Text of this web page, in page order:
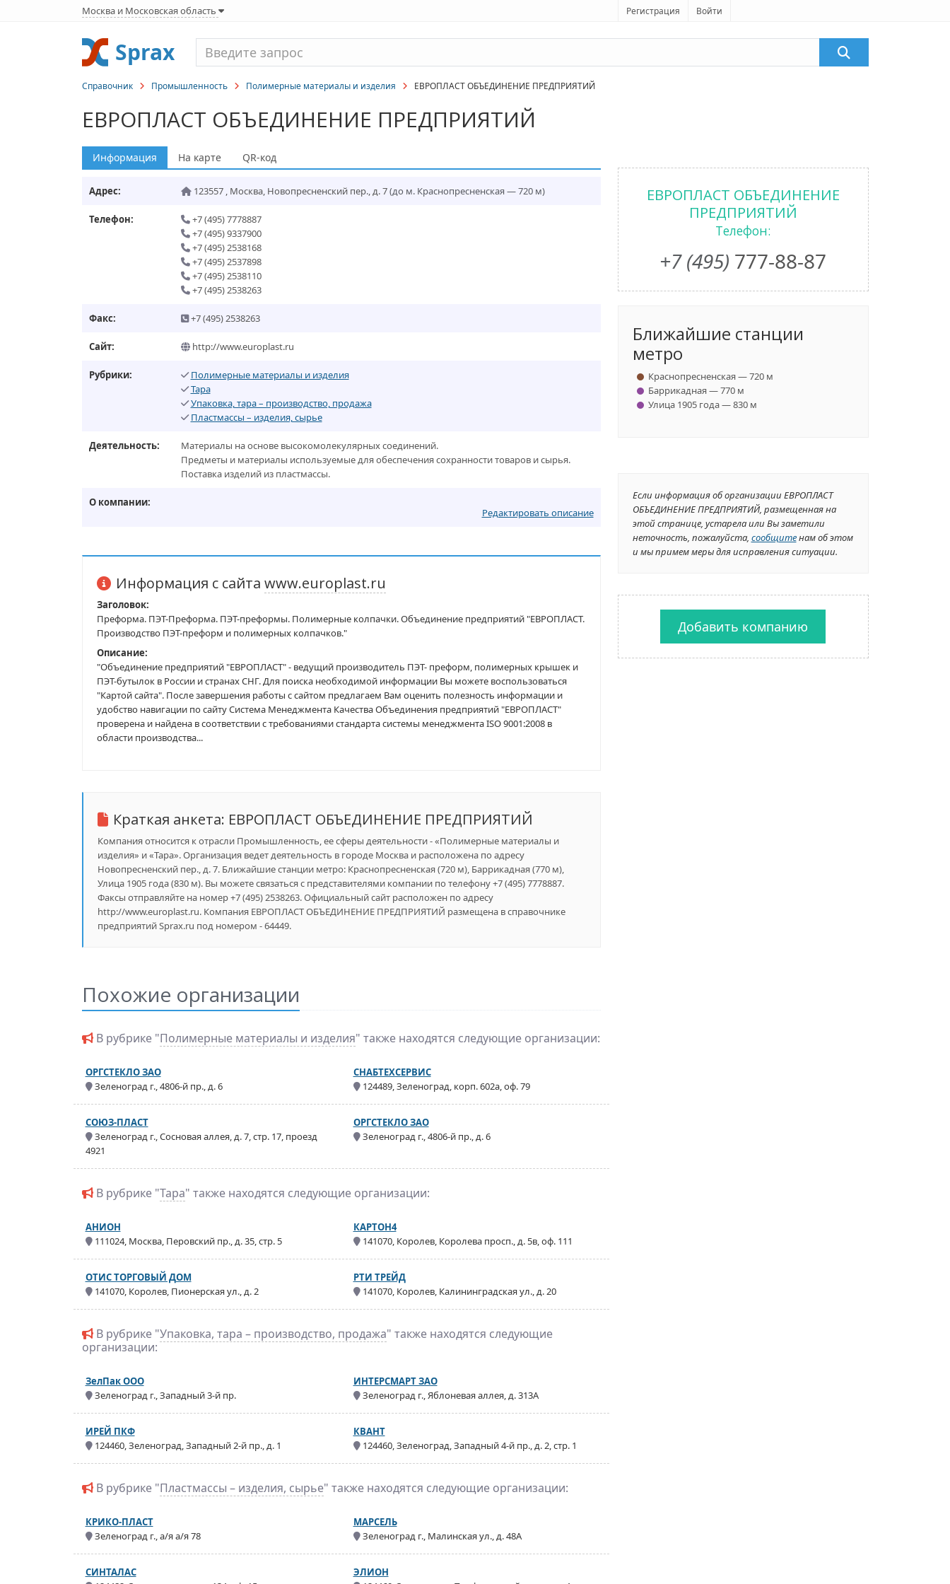
Москва и Московская область Регистрация Войти
Sprax
Справочник Промышленность Полимерные материалы и изделия ЕВРОПЛАСТ ОБЪЕДИНЕНИЕ ПРЕДПРИЯТИЙ
ЕВРОПЛАСТ ОБЪЕДИНЕНИЕ ПРЕДПРИЯТИЙ
Информация На карте QR-код
Адрес: 123557, Москва, Новопресненский пер., д. 7(до м. Краснопресненская — 720 м)
Телефон:
+7 (495) 7778887
+7 (495) 9337900
+7 (495) 2538168
+7 (495) 2537898
+7 (495) 2538110
+7 (495) 2538263
Факс: +7 (495) 2538263
Сайт: http://www.europlast.ru
Рубрики:
Полимерные материалы и изделия
Тара
Упаковка, тара – производство, продажа
Пластмассы – изделия, сырье
Деятельность:
Материалы на основе высокомолекулярных соединений.
Предметы и материалы используемые для обеспечения сохранности товаров и сырья.
Поставка изделий из пластмассы.
О компании:
Редактировать описание
Информация с сайта www.europlast.ru
Заголовок:
Преформа. ПЭТ-Преформа. ПЭТ-преформы. Полимерные колпачки. Объединение предприятий "ЕВРОПЛАСТ.
Производство ПЭТ-преформ и полимерных колпачков."
Описание:
"Объединение предприятий "ЕВРОПЛАСТ" - ведущий производитель ПЭТ- преформ, полимерных крышек и
ПЭТ-бутылок в России и странах СНГ. Для поиска необходимой информации Вы можете воспользоваться
"Картой сайта". После завершения работы с сайтом предлагаем Вам оценить полезность информации и
удобство навигации по сайту Система Менеджмента Качества Объединения предприятий "ЕВРОПЛАСТ"
проверена и найдена в соответствии с требованиями стандарта системы менеджмента ISO 9001:2008 в
области производства...
Краткая анкета: ЕВРОПЛАСТ ОБЪЕДИНЕНИЕ ПРЕДПРИЯТИЙ
Компания относится к отрасли Промышленность, ее сферы деятельности - «Полимерные материалы и
изделия» и «Тара». Организация ведет деятельность в городе Москва и расположена по адресу
Новопресненский пер., д. 7. Ближайшие станции метро: Краснопресненская (720 м), Баррикадная (770 м),
Улица 1905 года (830 м). Вы можете связаться с представителями компании по телефону +7 (495) 7778887.
Факсы отправляйте на номер +7 (495) 2538263. Официальный сайт расположен по адресу
http://www.europlast.ru. Компания ЕВРОПЛАСТ ОБЪЕДИНЕНИЕ ПРЕДПРИЯТИЙ размещена в справочнике
предприятий Sprax.ru под номером - 64449.
Похожие организации
В рубрике "Полимерные материалы и изделия" также находятся следующие организации:
ОРГСТЕКЛО ЗАО
Зеленоград г., 4806-й пр., д. 6
СНАБТЕХСЕРВИС
124489, Зеленоград, корп. 602а, оф. 79
СОЮЗ-ПЛАСТ
Зеленоград г., Сосновая аллея, д. 7, стр. 17, проезд
4921
ОРГСТЕКЛО ЗАО
Зеленоград г., 4806-й пр., д. 6
В рубрике "Тара" также находятся следующие организации:
АНИОН
111024, Москва, Перовский пр., д. 35, стр. 5
КАРТОН4
141070, Королев, Королева просп., д. 5в, оф. 111
ОТИС ТОРГОВЫЙ ДОМ
141070, Королев, Пионерская ул., д. 2
РТИ ТРЕЙД
141070, Королев, Калининградская ул., д. 20
В рубрике "Упаковка, тара – производство, продажа" также находятся следующие
организации:
ЗелПак ООО
Зеленоград г., Западный 3-й пр.
ИНТЕРСМАРТ ЗАО
Зеленоград г., Яблоневая аллея, д. 313А
ИРЕЙ ПКФ
124460, Зеленоград, Западный 2-й пр., д. 1
КВАНТ
124460, Зеленоград, Западный 4-й пр., д. 2, стр. 1
В рубрике "Пластмассы – изделия, сырье" также находятся следующие организации:
КРИКО-ПЛАСТ
Зеленоград г., а/я а/я 78
МАРСЕЛЬ
Зеленоград г., Малинская ул., д. 48А
СИНТАЛАС
ЭЛИОН
ЕВРОПЛАСТ ОБЪЕДИНЕНИЕ
ПРЕДПРИЯТИЙ
Телефон:
+7 (495) 777-88-87
Ближайшие станции
метро
Краснопресненская — 720 м
Баррикадная — 770 м
Улица 1905 года — 830 м
Если информация об организации ЕВРОПЛАСТ
ОБЪЕДИНЕНИЕ ПРЕДПРИЯТИЙ, размещенная на
этой странице, устарела или Вы заметили
неточность, пожалуйста, сообщитенам об этом
и мы примем меры для исправления ситуации.
Добавить компанию